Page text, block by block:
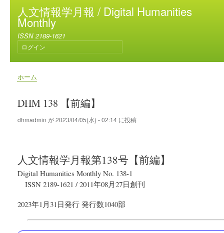
メ
イ
コ
テ
動
人文情報学月報 / Digital Humanities
Monthly
ISSN 2189-1621
ユ
ー
ザ
ー
カ
ン
ュ
ー
ログイン
パ
く
ず
ホーム
DHM 138 【前編】
dhmadmin が2023/04/05(水) - 02:14 に投稿
人文情報学月報第138号【前編】
Digital Humanities Monthly No. 138-1
ISSN 2189-1621 /2011年08月27日創刊
2023年1月31日発行 発行数1040部